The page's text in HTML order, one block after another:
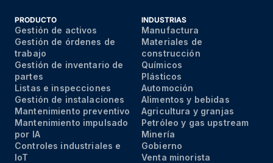
PRODUCTO
Gestión de activos
Gestión de órdenes de
trabajo
Gestión de inventario de
partes
Listas e inspecciones
Gestión de instalaciones
Mantenimiento preventivo
Mantenimiento impulsado
por IA
Controles industriales e
IoT
INDUSTRIAS
Manufactura
Materiales de
construcción
Químicos
Plásticos
Automoción
Alimentos y bebidas
Agricultura y granjas
Petróleo y gas upstream
Minería
Gobierno
Venta minorista